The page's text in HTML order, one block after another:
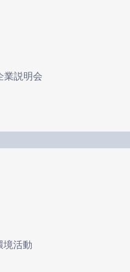
業説明会
境活動